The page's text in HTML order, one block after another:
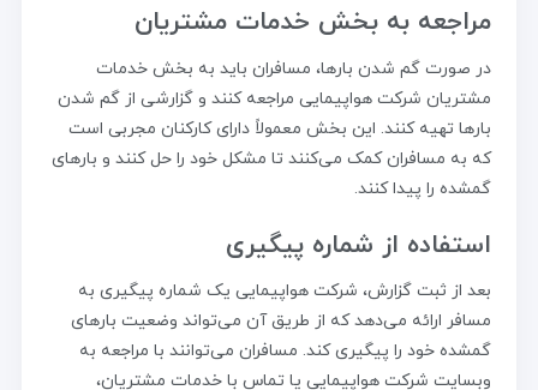
مراجعه به بخش خدمات مشتریان
در صورت گم شدن بارها، مسافران باید به بخش خدمات
مشتریان شرکت هواپیمایی مراجعه کنند و گزارشی از گم شدن
بارها تهیه کنند. این بخش معمولاً دارای کارکنان مجربی است
که به مسافران کمک می‌کنند تا مشکل خود را حل کنند و بارهای
گمشده را پیدا کنند.
استفاده از شماره پیگیری
بعد از ثبت گزارش، شرکت هواپیمایی یک شماره پیگیری به
مسافر ارائه می‌دهد که از طریق آن می‌تواند وضعیت بارهای
گمشده خود را پیگیری کند. مسافران می‌توانند با مراجعه به
وبسایت شرکت هواپیمایی یا تماس با خدمات مشتریان،